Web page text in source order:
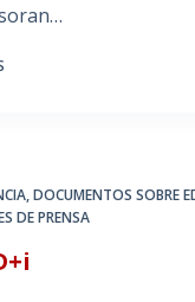
,DOCUMENTOS SOBRE
DE PRENSA